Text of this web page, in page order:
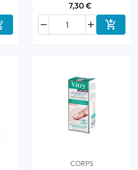
au panier
7,30 €

 
CORPS